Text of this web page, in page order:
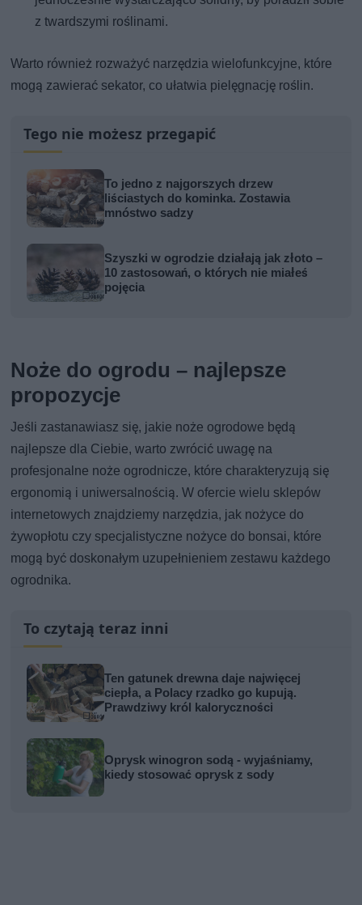
z twardszymi roślinami.
Warto również rozważyć narzędzia wielofunkcyjne, które
mogą zawierać sekator, co ułatwia pielęgnację roślin.
Tego nie możesz przegapić
To jedno z najgorszych drzew
liściastych do kominka. Zostawia
mnóstwo sadzy
Szyszki w ogrodzie działają jak złoto –
10 zastosowań, o których nie miałeś
pojęcia
Noże do ogrodu – najlepsze
propozycje
Jeśli zastanawiasz się, jakie noże ogrodowe będą
najlepsze dla Ciebie, warto zwrócić uwagę na
profesjonalne noże ogrodnicze, które charakteryzują się
ergonomią i uniwersalnością. W ofercie wielu sklepów
internetowych znajdziemy narzędzia, jak nożyce do
żywopłotu czy specjalistyczne nożyce do bonsai, które
mogą być doskonałym uzupełnieniem zestawu każdego
ogrodnika.
To czytają teraz inni
Ten gatunek drewna daje najwięcej
ciepła, a Polacy rzadko go kupują.
Prawdziwy król kaloryczności
Oprysk winogron sodą - wyjaśniamy,
kiedy stosować oprysk z sody